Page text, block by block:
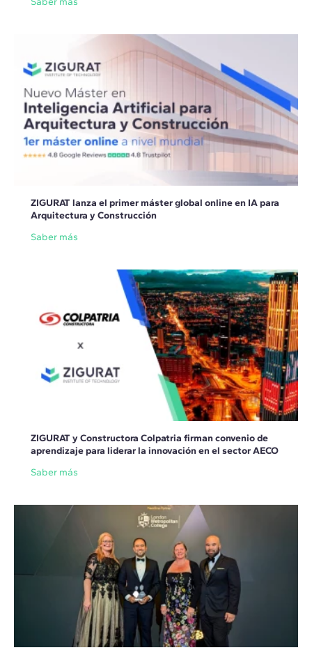
ZIGURAT lanza el primer máster global online en IA para
Arquitectura y Construcción
Saber más
ZIGURAT y Constructora Colpatria firman convenio de
aprendizaje para liderar la innovación en el sector AECO
Saber más